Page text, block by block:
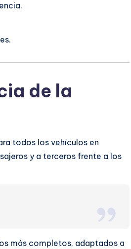
de la
todos los vehículos en
y a terceros frente a los
más completos, adaptados a